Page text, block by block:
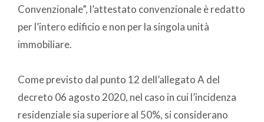
Convenzionale”, l’attestato convenzionale è redatto
per l’intero edificio e non per la singola unità
immobiliare.
Come previsto dal punto 12 dell’allegato A del
decreto 06 agosto 2020, nel caso in cui l’incidenza
residenziale sia superiore al 50%, si considerano